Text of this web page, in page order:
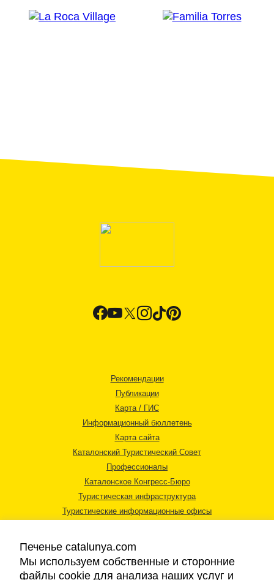
Рекомендации
Публикации
Карта / ГИС
Информационный бюллетень
Карта сайта
Каталонский Туристический Совет
Профессионалы
Каталонское Конгресс-Бюро
Туристическая инфраструктура
Туристические информационные офисы
Печенье catalunya.com
Мы используем собственные и сторонние
файлы cookie для анализа наших услуг и